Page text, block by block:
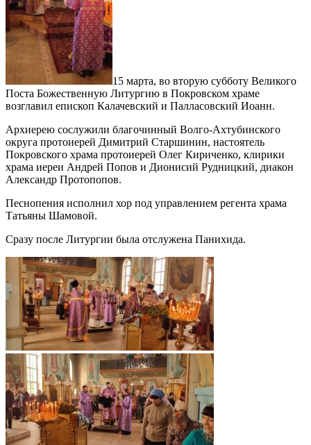
15 марта, во вторую субботу Великого
Поста Божественную Литургию в Покровском храме
возглавил епископ Калачевский и Палласовский Иоанн.
Архиерею сослужили благочинный Волго-Ахтубинского
округа протоиерей Димитрий Старшинин, настоятель
Покровского храма протоиерей Олег Кириченко, клирики
храма иереи Андрей Попов и Дионисий Рудницкий, диакон
Александр Протопопов.
Песнопения исполнил хор под управлением регента храма
Татьяны Шамовой.
Сразу после Литургии была отслужена Панихида.